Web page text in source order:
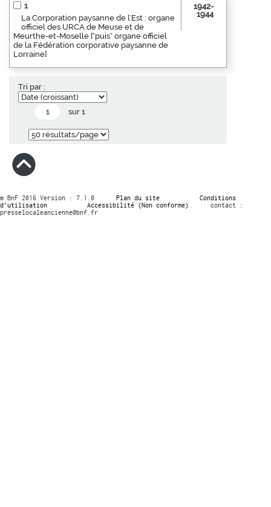
1
La Corporation paysanne de l'Est : organe
officiel des URCA de Meuse et de
Meurthe-et-Moselle ["puis" organe officiel
de la Fédération corporative paysanne de
Lorraine]
1942-
1944
Tri par :
sur 1
© BnF 2016 Version : 7.1.0 Plan du site
Conditions
d’utilisation
Accessibilité (Non conforme)
contact :
presselocaleancienne@bnf.fr